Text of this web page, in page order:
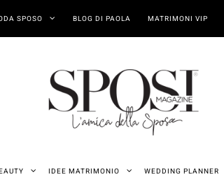
SPOSO BLOG DI PAOLA MATRIMONI VIP
IDEE MATRIMONIO WEDDING PLANNER